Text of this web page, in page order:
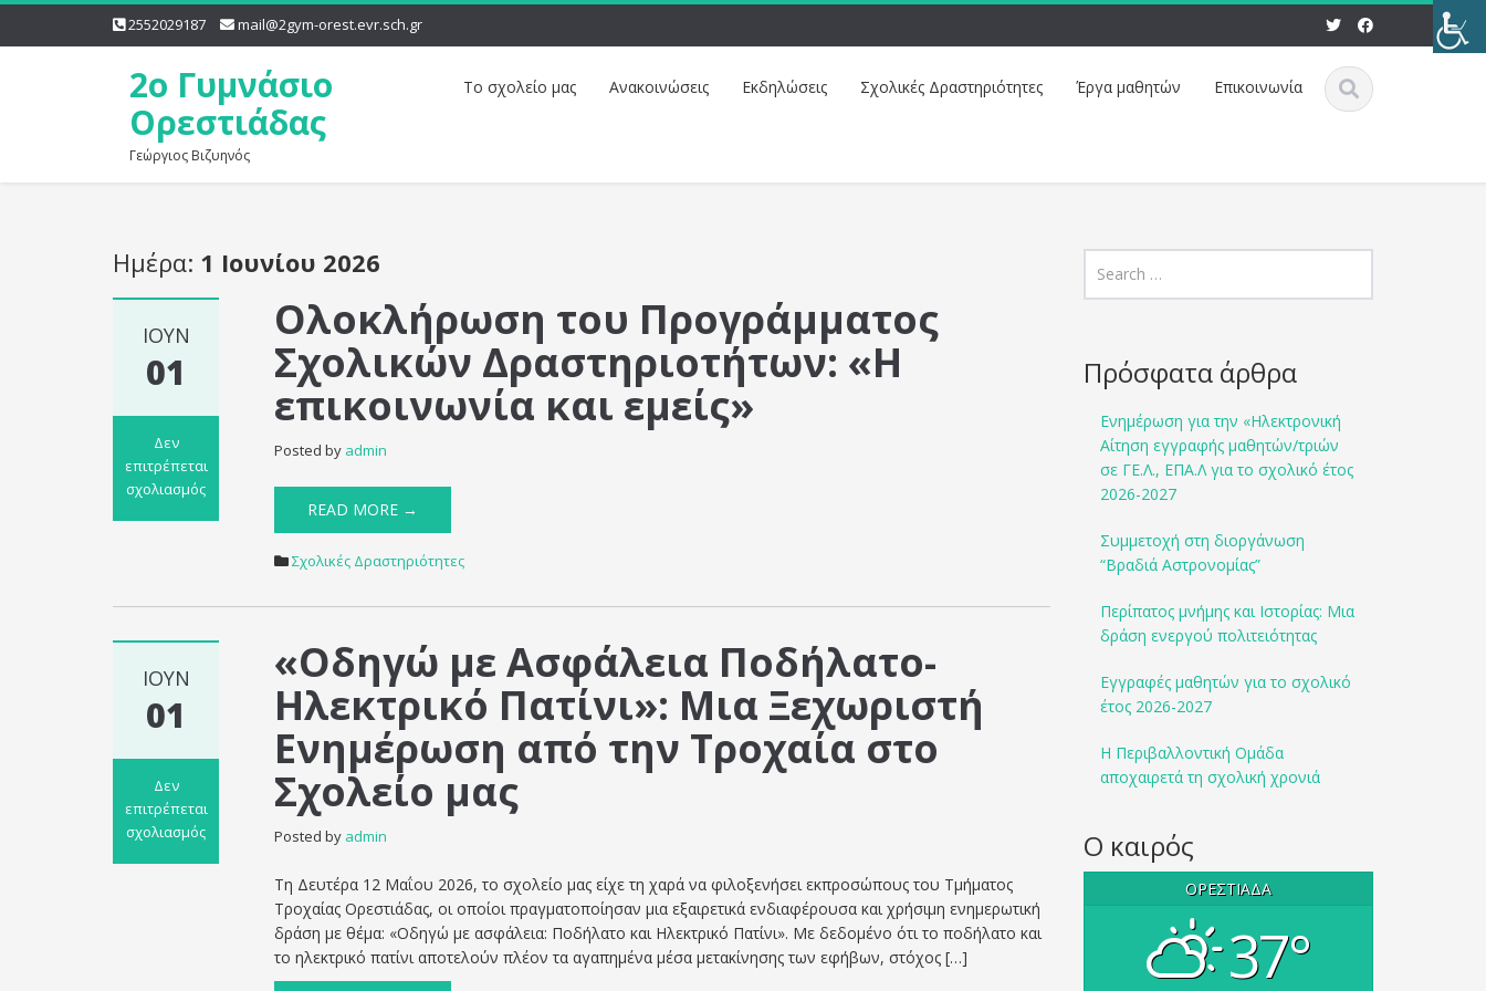
2552029187 mail@2gym-orest.evr.sch.gr
2o Γυμνάσιο
Ορεστιάδας
Γεώργιος Βιζυηνός
Το σχολείο μας Ανακοινώσεις Εκδηλώσεις Σχολικές Δραστηριότητες Έργα μαθητών Eπικοινωνία
Ημέρα: 1 Ιουνίου 2026
ΙΟΎΝ
01
Δεν
επιτρέπεται
σχολιασμός
Σχολικών
επικοινωνία
εμείς»
Ολοκλήρωση του Προγράμματος
Σχολικών Δραστηριοτήτων: «Η
επικοινωνία και εμείς»
Posted by admin
READ MORE →
Σχολικές Δραστηριότητες
ΙΟΎΝ
01
Δεν
επιτρέπεται
σχολιασμός
«Οδηγώ με Ασφάλεια Ποδήλατο-
Ηλεκτρικό Πατίνι»: Μια Ξεχωριστή
Ενημέρωση από την Τροχαία στο
Σχολείο μας
Posted by admin
Τη Δευτέρα 12 Μαΐου 2026, το σχολείο μας είχε τη χαρά να φιλοξενήσει εκπροσώπους του Τμήματος
Τροχαίας Ορεστιάδας, οι οποίοι πραγματοποίησαν μια εξαιρετικά ενδιαφέρουσα και χρήσιμη ενημερωτική
δράση με θέμα: «Οδηγώ με ασφάλεια: Ποδήλατο και Ηλεκτρικό Πατίνι». Με δεδομένο ότι το ποδήλατο και
το ηλεκτρικό πατίνι αποτελούν πλέον τα αγαπημένα μέσα μετακίνησης των εφήβων, στόχος […]
Πρόσφατα άρθρα
Ενημέρωση για την «Ηλεκτρονική
Αίτηση εγγραφής μαθητών/τριών
σε ΓΕ.Λ., ΕΠΑ.Λ για το σχολικό έτος
2026-2027
Συμμετοχή στη διοργάνωση
“Βραδιά Αστρονομίας”
Περίπατος μνήμης και Ιστορίας: Μια
δράση ενεργού πολιτειότητας
Εγγραφές μαθητών για το σχολικό
έτος 2026-2027
Η Περιβαλλοντική Ομάδα
αποχαιρετά τη σχολική χρονιά
Ο καιρός
ΟΡΕΣΤΙΆΔΑ
37°